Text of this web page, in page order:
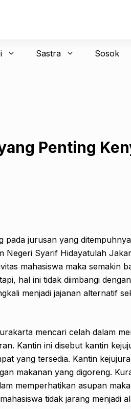
Sastra Sosok
Penting
pada jurusan yang
Negeri Syarif Hidayatulah
mahasiswa maka semakin
hal ini tidak diimbangi
menjadi jajanan alternatif
mencari celah dalam
Kantin ini disebut kantin
yang tersedia. Kantin
makanan yang digoreng.
memperhatikan asupan
tidak jarang menjadi